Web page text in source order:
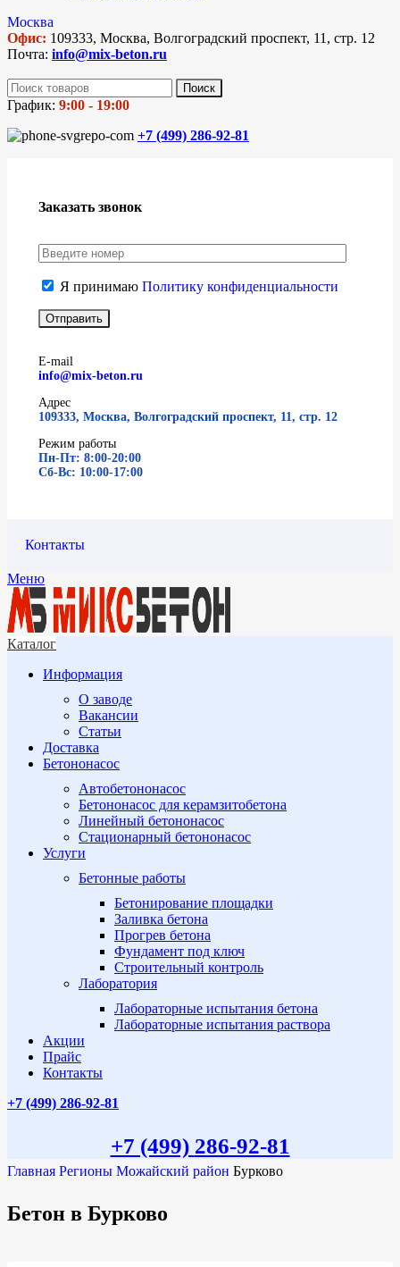
Москва
Офис: 109333, Москва, Волгоградский проспект, 11, стр. 12
Почта: info@mix-beton.ru
Поиск
График: 9:00 - 19:00
+7 (499) 286-92-81
Заказать звонок
Я принимаю Политику конфиденциальности
E-mail
info@mix-beton.ru
Адрес
109333, Москва, Волгоградский проспект, 11, стр. 12
Режим работы
Пн-Пт: 8:00-20:00
Сб-Вс: 10:00-17:00
Контакты
Меню
Каталог
Информация
О заводе
Вакансии
Статьи
Доставка
Бетононасос
Автобетононасос
Бетононасос для керамзитобетона
Линейный бетононасос
Стационарный бетононасос
Услуги
Бетонные работы
Бетонирование площадки
Заливка бетона
Прогрев бетона
Фундамент под ключ
Строительный контроль
Лаборатория
Лабораторные испытания бетона
Лабораторные испытания раствора
Акции
Прайс
Контакты
+7 (499) 286-92-81
+7 (499) 286-92-81
Главная Регионы Можайский район Бурково
Бетон в Бурково